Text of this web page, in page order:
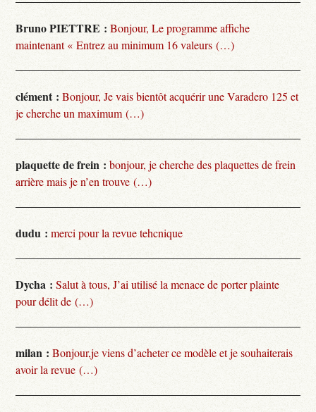
Bruno PIETTRE : Bonjour, Le programme affiche
maintenant « Entrez au minimum 16 valeurs (…)
clément : Bonjour, Je vais bientôt acquérir une Varadero 125 et
je cherche un maximum (…)
plaquette de frein : bonjour, je cherche des plaquettes de frein
arrière mais je n’en trouve (…)
dudu : merci pour la revue tehcnique
Dycha : Salut à tous, J’ai utilisé la menace de porter plainte
pour délit de (…)
milan : Bonjour,je viens d’acheter ce modèle et je souhaiterais
avoir la revue (…)